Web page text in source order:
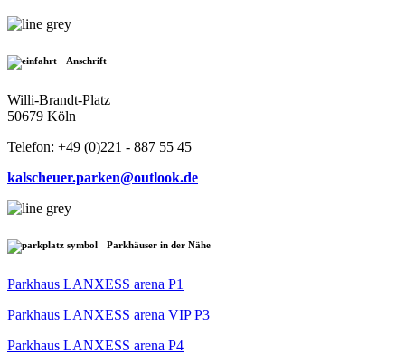
Anschrift
Willi-Brandt-Platz
50679 Köln
Telefon: +49 (0)221 - 887 55 45
kalscheuer.parken@outlook.de
Parkhäuser in der Nähe
Parkhaus LANXESS arena P1
Parkhaus LANXESS arena VIP P3
Parkhaus LANXESS arena P4